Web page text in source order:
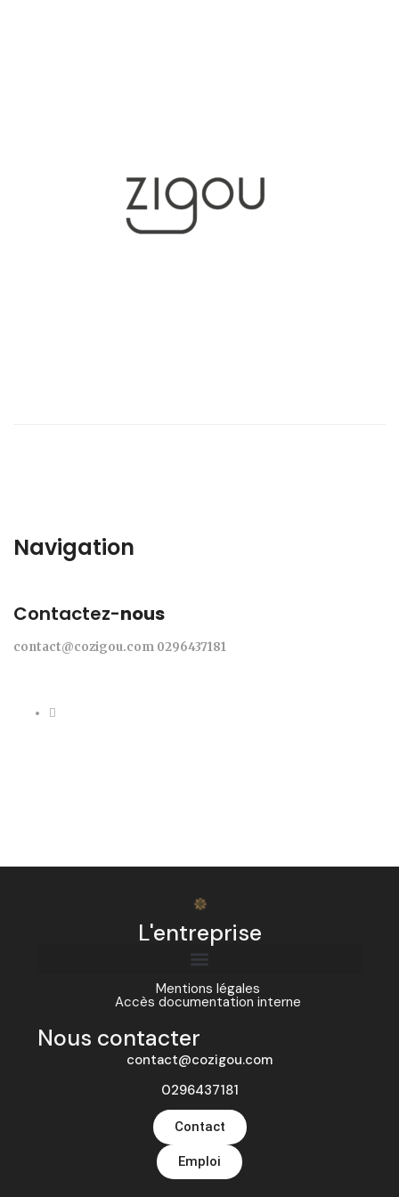
Navigation
Contactez-nous
contact@cozigou.com 0296437181
L'entreprise
Mentions légales
Accès documentation interne
Nous contacter
contact@cozigou.com
0296437181
Contact
Emploi